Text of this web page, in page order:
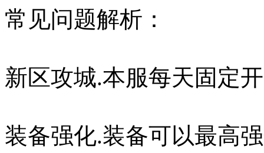
常见问题解析：
新区攻城.本服每天固定
装备强化.装备可以最高